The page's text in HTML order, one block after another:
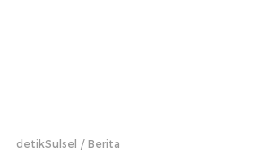
detikSulsel Berita